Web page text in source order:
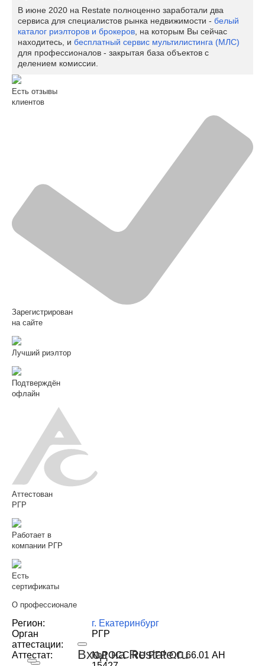
Вход на Restate.ru
В июне 2020 на Restate полноценно заработали два
сервиса для специалистов рынка недвижимости - белый
каталог риэлторов и брокеров , на которым Вы сейчас
находитесь, и бесплатный сервис мультилистинга (МЛС)
для профессионалов - закрытая база объектов с
делением комиссии.
Есть отзывы
клиентов
Зарегистрирован
на сайте
Лучший риэлтор
Подтверждён
офлайн
Аттестован
РГР
Работает в
компании РГР
Есть
сертификаты
О профессионале
Регион:
г. Екатеринбург
Орган
аттестации:
РГР
Аттестат:
№РОСС RU РГР ОС 66.01 АН